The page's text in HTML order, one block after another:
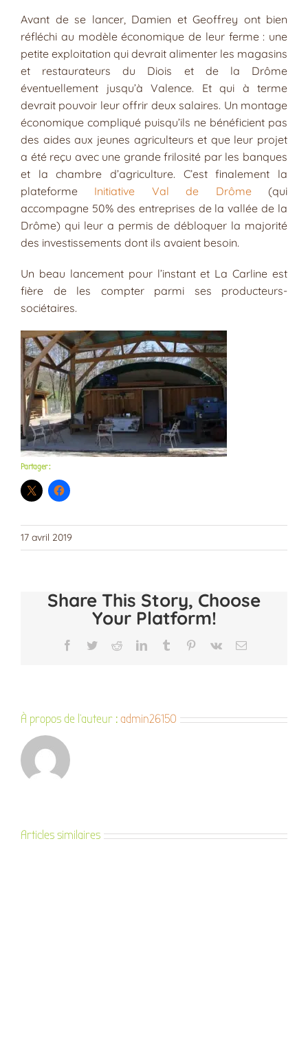
Avant de se lancer, Damien et Geoffrey ont bien
réfléchi au modèle économique de leur ferme : une
petite exploitation qui devrait alimenter les magasins
et restaurateurs du Diois et de la Drôme
éventuellement jusqu’à Valence. Et qui à terme
devrait pouvoir leur offrir deux salaires. Un montage
économique compliqué puisqu’ils ne bénéficient pas
des aides aux jeunes agriculteurs et que leur projet
a été reçu avec une grande frilosité par les banques
et la chambre d’agriculture. C’est finalement la
plateforme Initiative Val de Drôme(qui
accompagne 50% des entreprises de la vallée de la
Drôme) qui leur a permis de débloquer la majorité
des investissements dont ils avaient besoin.
Un beau lancement pour l’instant et La Carline est
fière de les compter parmi ses producteurs-
sociétaires.
Partager :
17 avril 2019
Share This Story, Choose
Your Platform!
Facebook
TwitterRedditLinkedInTumblr Pinterest
Vk Email
À propos de l'auteur :admin26150
Articles similaires